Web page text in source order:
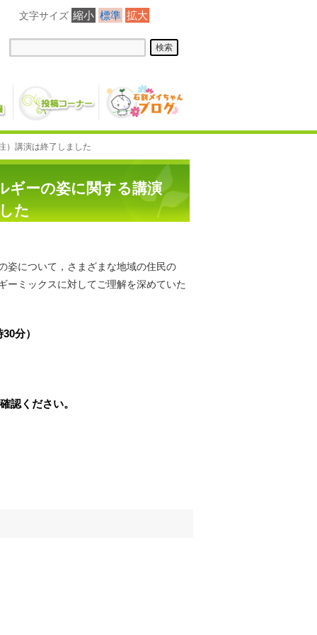
縮小 標準 拡大
）講演は終了しました
ギーの姿に関する講演
た
姿について，さまざまな地域の住民の
ーミックスに対してご理解を深めていた
分）
認ください。